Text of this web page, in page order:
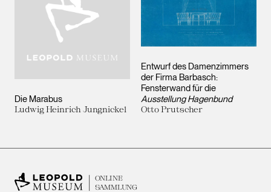
Die Marabus
Ludwig Heinrich Jungnickel
Entwurf des Damenzimmers
der Firma Barbasch:
Fensterwand für die
Ausstellung Hagenbund
Otto Prutscher
ONLINE
SAMMLUNG